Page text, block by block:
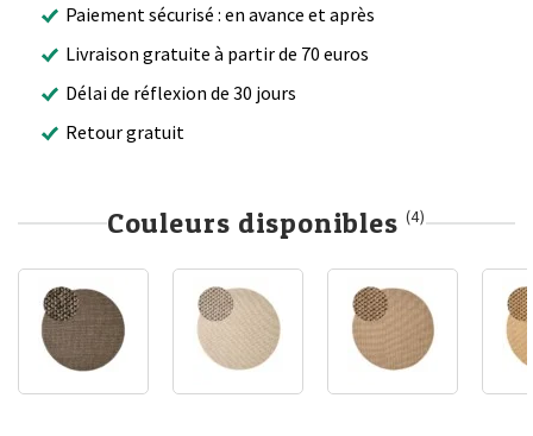
Paiement sécurisé : en avance et après
Livraison gratuite à partir de 70 euros
Délai de réflexion de 30 jours
Retour gratuit
Couleurs disponibles (4)